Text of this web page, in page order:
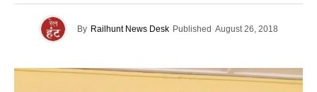
By Railhunt News Desk Published August 26, 2018